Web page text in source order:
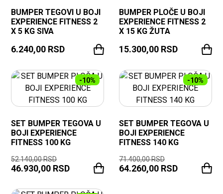
BUMPER TEGOVI U BOJI
EXPERIENCE FITNESS 2
X 5 KG SIVA
6.240,00 RSD
BUMPER PLOČE U BOJI
EXPERIENCE FITNESS 2
X 15 KG ŽUTA
15.300,00 RSD
-10%
SET BUMPER TEGOVA U
BOJI EXPERIENCE
FITNESS 100 KG
52.140,00RSD
46.930,00 RSD
-10%
SET BUMPER TEGOVA U
BOJI EXPERIENCE
FITNESS 140 KG
71.400,00RSD
64.260,00 RSD